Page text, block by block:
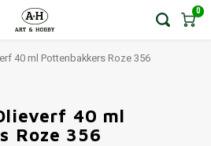
0
40 ml Pottenbakkers Roze 356
40 ml
Roze 356